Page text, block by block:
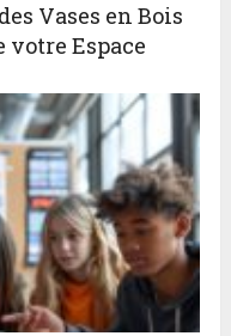
Vases en Bois
Espace